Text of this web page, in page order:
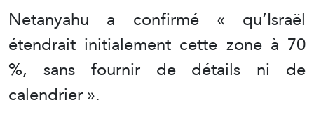
Netanyahu a confirmé « qu’Israël
étendrait initialement cette zone à 70
%, sans fournir de détails ni de
calendrier ».